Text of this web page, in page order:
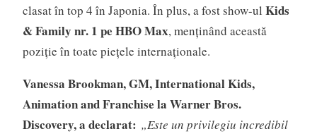
clasat în top 4 în Japonia. În plus, a fost show-ul Kids
& Family nr. 1 pe HBO Max, menținând această
poziție în toate piețele internaționale.
Vanessa Brookman, GM, International Kids,
Animation and Franchise la Warner Bros.
Discovery, a declarat: „Este un privilegiu incredibil